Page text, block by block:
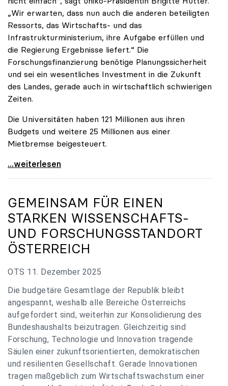
„Wir erwarten, dass nun auch die anderen beteiligten
Ressorts, das Wirtschafts- und das
Infrastrukturministerium, ihre Aufgabe erfüllen und
die Regierung Ergebnisse liefert.“ Die
Forschungsfinanzierung benötige Planungssicherheit
und sei ein wesentliches Investment in die Zukunft
des Landes, gerade auch in wirtschaftlich schwierigen
Zeiten.
Die Universitäten haben 121 Millionen aus ihren
Budgets und weitere 25 Millionen aus einer
Mietbremse beigesteuert.
„Verzögerung unverständlich“: Universitäten
...weiterlesen
GEMEINSAM FÜR EINEN
STARKEN WISSENSCHAFTS-
UND FORSCHUNGSSTANDORT
ÖSTERREICH
OTS 11. Dezember 2025
Die budgetäre Gesamtlage der Republik bleibt
angespannt, weshalb alle Bereiche Österreichs
aufgefordert sind, weiterhin zur Konsolidierung des
Bundeshaushalts beizutragen. Gleichzeitig sind
Forschung, Technologie und Innovation tragende
Säulen einer zukunftsorientierten, demokratischen
und resilienten Gesellschaft. Gerade Innovationen
tragen maßgeblich zum Wirtschaftswachstum einer